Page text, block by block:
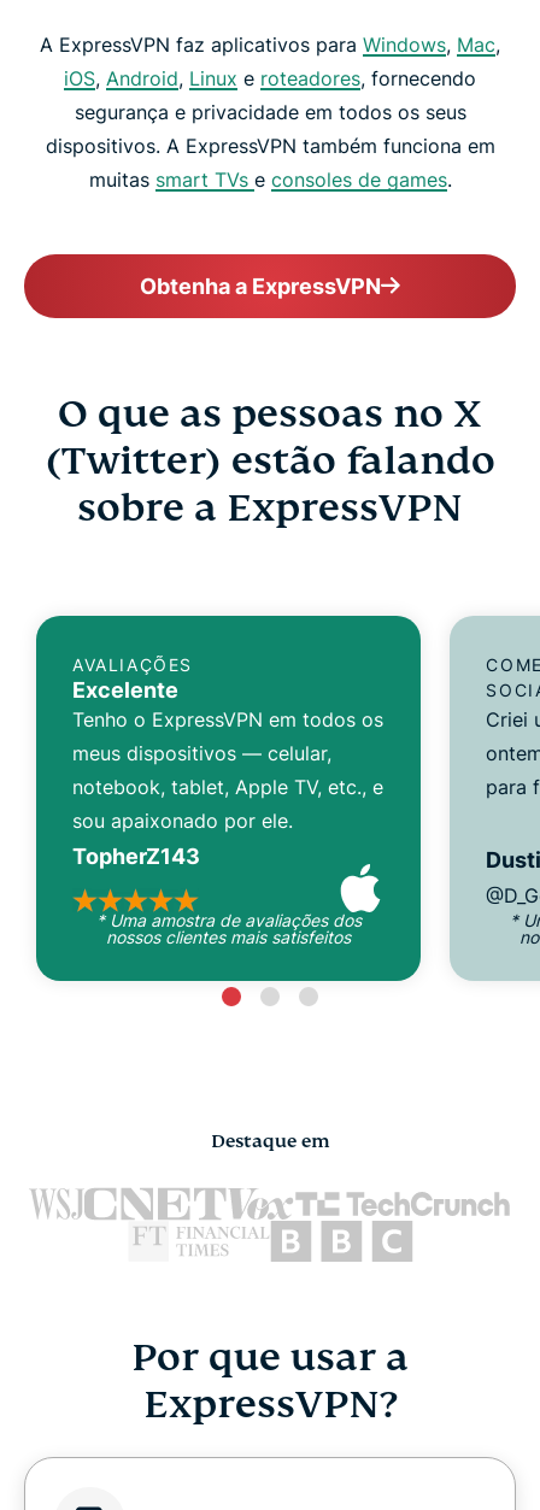
A ExpressVPN faz aplicativos para Windows, Mac,
iOS, Android, Linux e roteadores, fornecendo
segurança e privacidade em todos os seus
dispositivos. A ExpressVPN também funciona em
muitas smart TVs e consoles de games.
Obtenha a ExpressVPN
O que as pessoas no X
(Twitter) estão falando
sobre a ExpressVPN
AVALIAÇÕES
Excelente
Tenho o ExpressVPN em todos os
meus dispositivos — celular,
notebook, tablet, Apple TV, etc., e
sou apaixonado por ele.
TopherZ143
* Uma amostra de avaliações dos
nossos clientes mais satisfeitos
Criei
para
*
Destaque em
Por que usar a
ExpressVPN?